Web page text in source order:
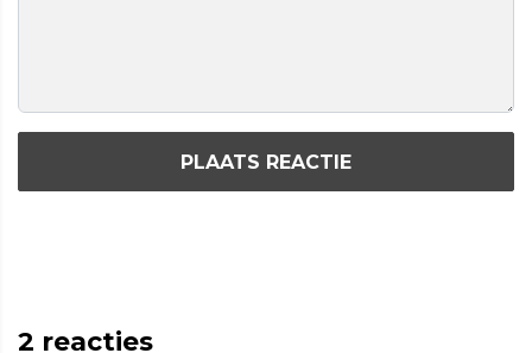
PLAATS REACTIE
2 reacties